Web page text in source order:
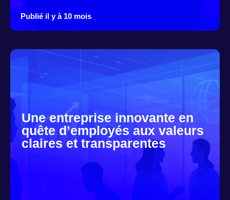
Publié il y à 10 mois
Une entreprise innovante en
quête d’employés aux valeurs
claires et transparentes